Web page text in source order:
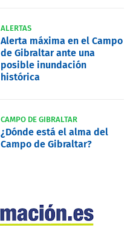
ALERTAS
Alerta máxima en el Campo
de Gibraltar ante una
posible inundación
histórica
CAMPO DE GIBRALTAR
¿Dónde está el alma del
Campo de Gibraltar?